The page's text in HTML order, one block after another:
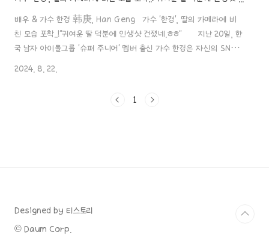
배우 & 가수 한경 韩庚, Han Geng 가수 '한경', 딸의 카메라에 비
친 모습 포착..!"귀여운 딸 덕분에 인생샷 건졌네.ㅎㅎ" 지난 20일, 한
국 남자 아이돌그룹 '슈퍼 주니어' 멤버 출신 가수 한경은 자신의 SNS
진 속 한경은 딸에게 사진을 찍어주려다가 오히려 딸에게 역으로 찍힌
2024. 8. 22.
1
Designed by 티스토리
© Daum Corp.